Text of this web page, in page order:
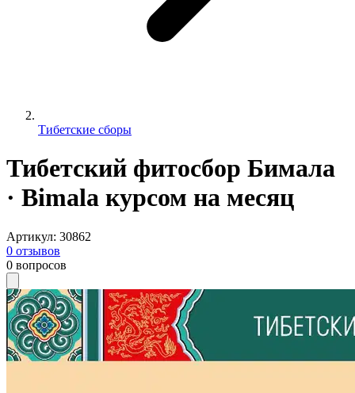
Тибетские сборы
Тибетский фитосбор Бимала
· Bimala курсом на месяц
Артикул: 30862
0 отзывов
0 вопросов